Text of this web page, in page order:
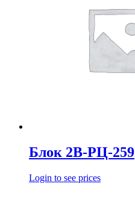
Блок 2В-РЦ-259
Login to see prices